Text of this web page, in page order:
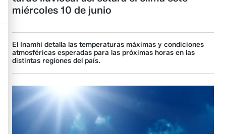
miércoles 10 de junio
El Inamhi detalla las temperaturas máximas y condiciones
atmosféricas esperadas para las próximas horas en las
distintas regiones del país.